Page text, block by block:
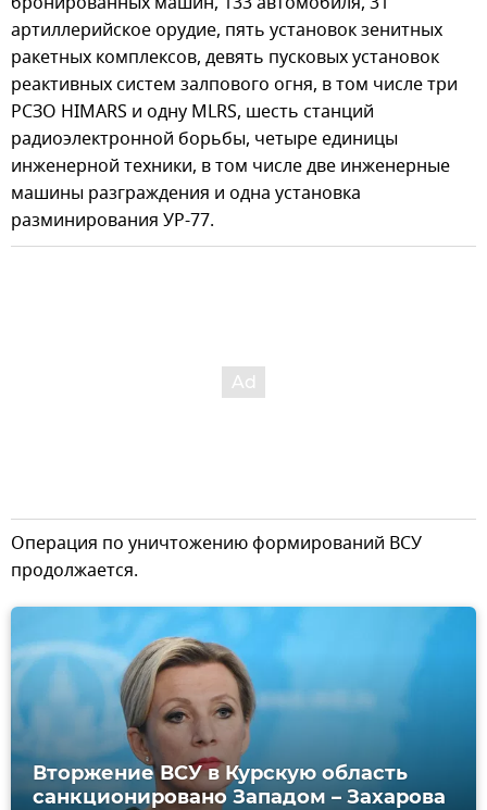
артиллерийское орудие, пять установок зенитных
ракетных комплексов, девять пусковых установок
реактивных систем залпового огня, в том числе три
РСЗО HIMARS и одну MLRS, шесть станций
радиоэлектронной борьбы, четыре единицы
инженерной техники, в том числе две инженерные
машины разграждения и одна установка
разминирования УР-77.
Операция по уничтожению формирований ВСУ
продолжается.
Вторжение ВСУ в Курскую область
санкционировано Западом – Захарова